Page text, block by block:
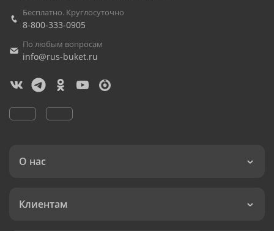
Бесплатно. Круглосуточно
8-800-333-0905
По любым вопросам
info@rus-buket.ru
О нас
Клиентам